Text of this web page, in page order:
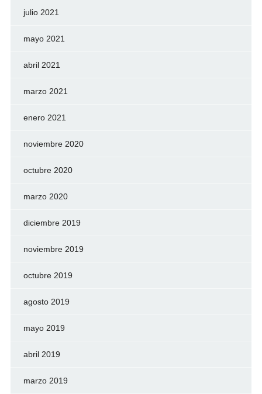
julio 2021
mayo 2021
abril 2021
marzo 2021
enero 2021
noviembre 2020
octubre 2020
marzo 2020
diciembre 2019
noviembre 2019
octubre 2019
agosto 2019
mayo 2019
abril 2019
marzo 2019